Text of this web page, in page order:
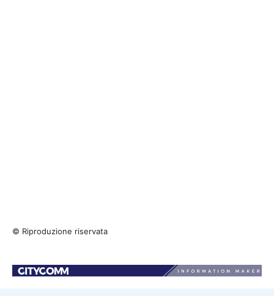
© Riproduzione riservata